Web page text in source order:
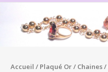
Accueil / Plaqué Or/ Chaines/